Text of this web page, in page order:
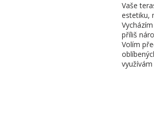
Vaše
estetiku,
příliš
Volím